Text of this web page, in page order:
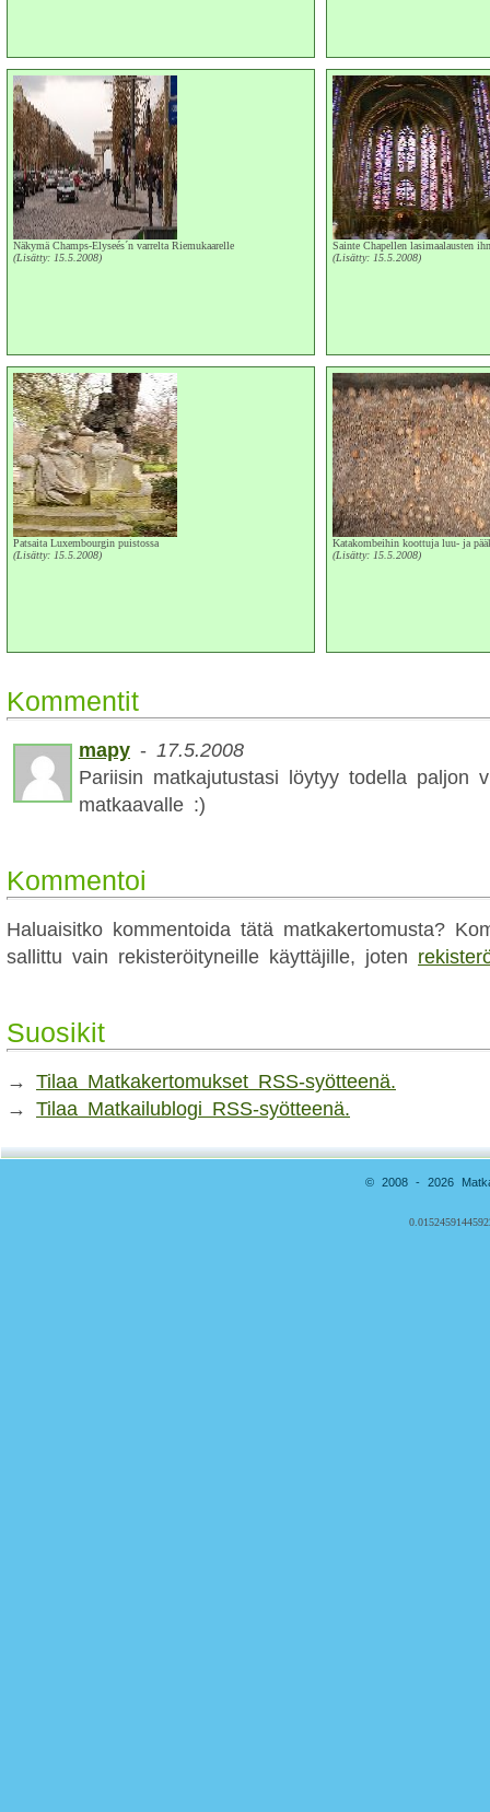
Näkymä Champs-Elyseés´n varrelta Riemukaarelle
(Lisätty: 15.5.2008)
Sainte Chapellen lasimaalausten
(Lisätty: 15.5.2008)
Patsaita Luxembourgin puistossa
(Lisätty: 15.5.2008)
Katakombeihin koottuja luu- ja
(Lisätty: 15.5.2008)
Kommentit
mapy - 17.5.2008
Pariisin matkajutustasi löytyy todella paljon
matkaavalle :)
Kommentoi
Haluaisitko kommentoida tätä matkakertomusta?
sallittu vain rekisteröityneille käyttäjille, joten
Suosikit
→ Tilaa Matkakertomukset RSS-syötteenä.
→ Tilaa Matkailublogi RSS-syötteenä.
© 2008 - 2026